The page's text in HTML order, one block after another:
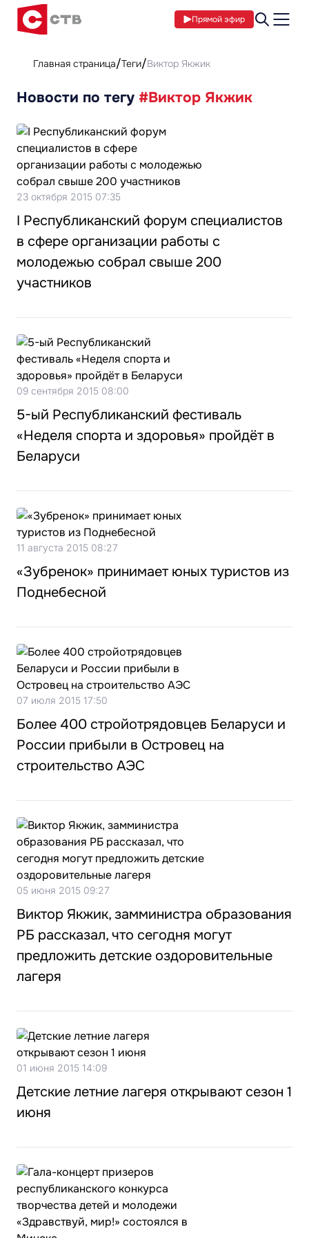
Прямой эфир
Главная страница Теги Виктор Якжик
Новости по тегу #Виктор Якжик
23 октября 2015 07:35
I Республиканский форум специалистов
в сфере организации работы с
молодежью собрал свыше 200
участников
09 сентября 2015 08:00
5-ый Республиканский фестиваль
«Неделя спорта и здоровья» пройдёт в
Беларуси
11 августа 2015 08:27
«Зубренок» принимает юных туристов из
Поднебесной
07 июля 2015 17:50
Более 400 стройотрядовцев Беларуси и
России прибыли в Островец на
строительство АЭС
05 июня 2015 09:27
Виктор Якжик, замминистра образования
РБ рассказал, что сегодня могут
предложить детские оздоровительные
лагеря
01 июня 2015 14:09
Детские летние лагеря открывают сезон 1
июня